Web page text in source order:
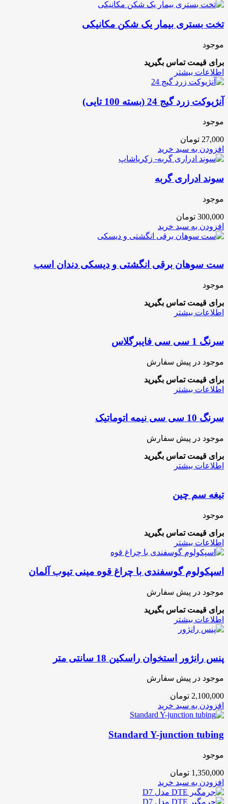
تخت بستری بیمار یک شکن مکانیکی
موجود
برای قیمت تماس بگیرید
اطلاعات بیشتر
آنژیوکت زرد گیج 24 (بسته 100 تایی)
موجود
27,000 تومان
افزودن به سبد خرید
سوند ادراری گربه
موجود
300,000 تومان
افزودن به سبد خرید
ست سوهان برقی انگشتی و دیسکی دندان اسب
موجود
برای قیمت تماس بگیرید
اطلاعات بیشتر
سرنگ 1 سی سی فایبرگلاس
موجود در پیش سفارش
برای قیمت تماس بگیرید
اطلاعات بیشتر
سرنگ 10 سی سی نیمه اتوماتیک
موجود در پیش سفارش
برای قیمت تماس بگیرید
اطلاعات بیشتر
تیغه سم چین
موجود
برای قیمت تماس بگیرید
اطلاعات بیشتر
اسپکولوم گوسفندی با چراغ قوه مینی تیوب آلمان
موجود در پیش سفارش
برای قیمت تماس بگیرید
اطلاعات بیشتر
پنس رانژور استخوان راسکین 18 سانتی متر
موجود در پیش سفارش
2,100,000 تومان
افزودن به سبد خرید
Standard Y-junction tubing
موجود
1,350,000 تومان
افزودن به سبد خرید